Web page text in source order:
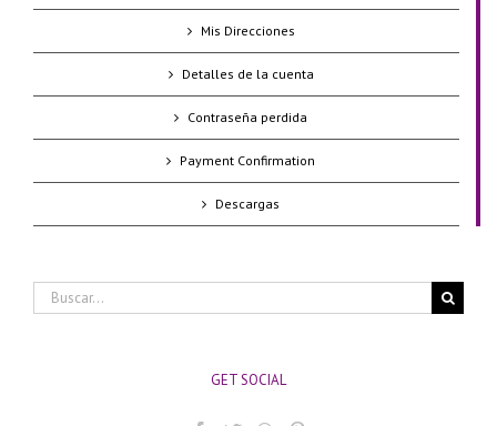
Mis Direcciones
Detalles de la cuenta
Contraseña perdida
Payment Confirmation
Descargas
Buscar:
GET SOCIAL